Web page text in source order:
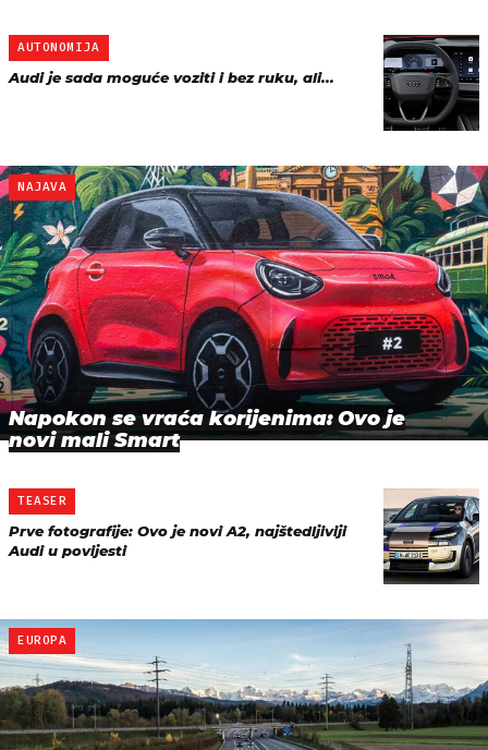
AUTONOMIJA
Audi je sada moguće voziti i bez ruku, ali...
NAJAVA
Napokon se vraća korijenima: Ovo je
novi mali Smart
TEASER
Prve fotografije: Ovo je novi A2, najštedljiviji
Audi u povijesti
EUROPA